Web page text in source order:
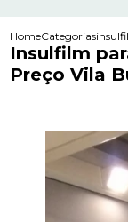
HomeCategorias
Insulfilm
Preço Vila